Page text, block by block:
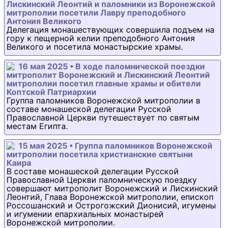
Лискинский Леонтий и паломники из Воронежской
митрополии посетили Лавру преподобного
Антония Великого
Делегация монашествующих совершила подъем на
гору к пещерной келии преподобного Антония
Великого и посетила монастырские храмы.
16 мая 2025 • В ходе паломнической поездки
митрополит Воронежский и Лискинский Леонтий
митрополии посетил главные храмы и обители
Коптской Патриархии
Группа паломников Воронежской митрополии в
составе монашеской делегации Русской
Православной Церкви путешествует по святым
местам Египта.
15 мая 2025 • Группа паломников Воронежской
митрополии посетила христианские святыни
Каира
В составе монашеской делегации Русской
Православной Церкви паломническую поездку
совершают митрополит Воронежский и Лискинский
Леонтий, Глава Воронежской митрополии, епископ
Россошанский и Острогожский Дионисий, игумены
и игумении епархиальных монастырей
Воронежской митрополии.